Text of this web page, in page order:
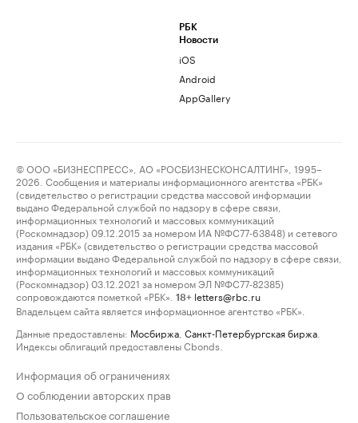
РБК
Новости
iOS
Android
AppGallery
© ООО «БИЗНЕСПРЕСС», АО «РОСБИЗНЕСКОНСАЛТИНГ», 1995–
2026. Сообщения и материалы информационного агентства «РБК»
(свидетельство о регистрации средства массовой информации
выдано Федеральной службой по надзору в сфере связи,
информационных технологий и массовых коммуникаций
(Роскомнадзор) 09.12.2015 за номером ИА №ФС77-63848) и сетевого
издания «РБК» (свидетельство о регистрации средства массовой
информации выдано Федеральной службой по надзору в сфере связи,
информационных технологий и массовых коммуникаций
(Роскомнадзор) 03.12.2021 за номером ЭЛ №ФС77-82385)
сопровождаются пометкой «РБК».
18+ letters@rbc.ru
Владельцем сайта является информационное агентство «РБК».
Данные предоставлены: Мосбиржа Санкт-Петербургская биржа
Индексы облигаций предоставлены Cbonds.
Информация об ограничениях
О соблюдении авторских прав
Пользовательское соглашение